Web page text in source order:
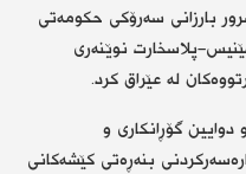
مەسرور بارزانی سەرۆکی حکومەتی
پلاسخارت نوێنەری
لە عێراق کرد.
گۆڕانکاری و
بنەڕەتی کێشەکانی